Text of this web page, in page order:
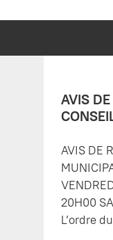
AVIS
AVIS DE
20H00
L’ordre